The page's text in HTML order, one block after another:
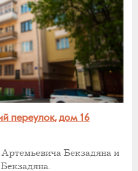
переулок, дом 16
Бекзадяна и